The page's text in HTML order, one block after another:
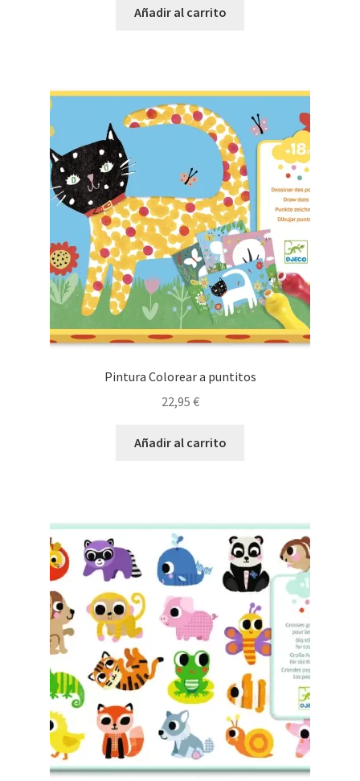
Añadir al carrito
Pintura Colorear a puntitos
22,95 €
Añadir al carrito